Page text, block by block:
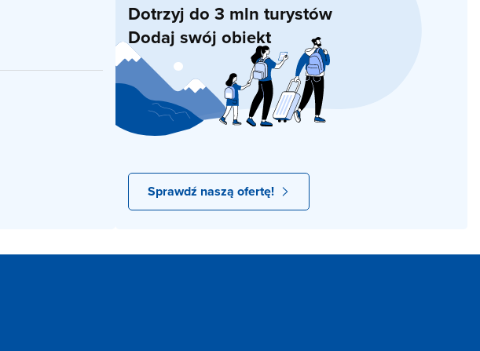
Dotrzyj do 3 mln turystów
Dodaj swój obiekt
Sprawdź naszą ofertę!